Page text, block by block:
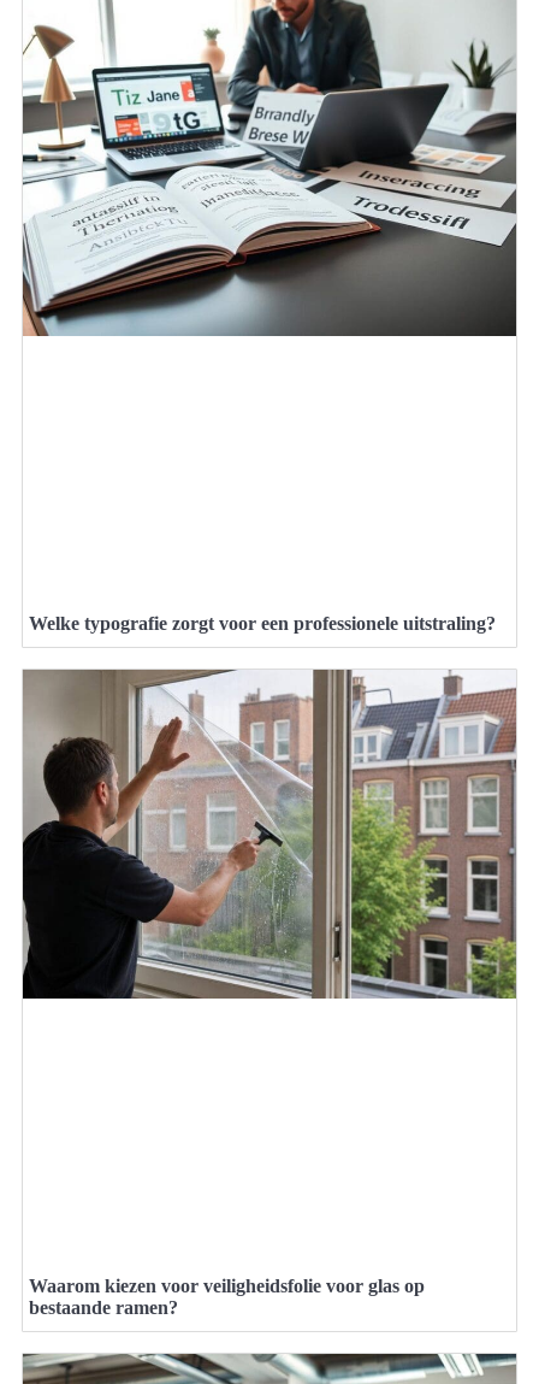
Welke typografie zorgt voor een professionele uitstraling?
Waarom kiezen voor veiligheidsfolie voor glas op
bestaande ramen?